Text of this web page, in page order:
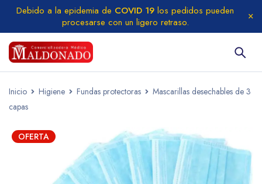
Debido a la epidemia de COVID 19 los pedidos pueden
procesarse con un ligero retraso.
Inicio Higiene Fundas protectoras
Mascarillas desechables de 3
capas
OFERTA